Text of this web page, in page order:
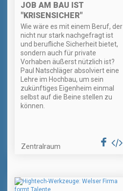
JOB AM BAU IST
"KRISENSICHER"
Wie wäre es mit einem Beruf, der
nicht nur stark nachgefragt ist
und berufliche Sicherheit bietet,
sondern auch für private
Vorhaben äußerst nützlich ist?
Paul Natschläger absolviert eine
Lehre im Hochbau, um sein
zukünftiges Eigenheim einmal
selbst auf die Beine stellen zu
können.
Zentralraum